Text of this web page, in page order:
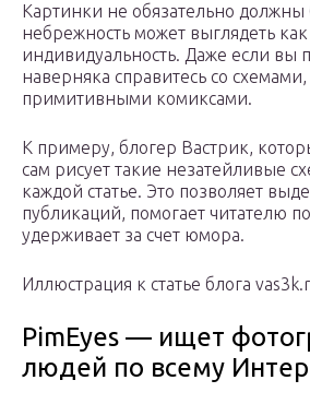
Картинки не обязательно
небрежность может выглядеть как
индивидуальность. Даже если вы
наверняка справитесь со
примитивными комиксами.
К примеру, блогер Вастрик,
сам рисует такие незатейливые
каждой статье. Это позволяет
публикаций, помогает читателю
удерживает за счет юмора.
Иллюстрация к статье блога
PimEyes — ищет
людей по всему